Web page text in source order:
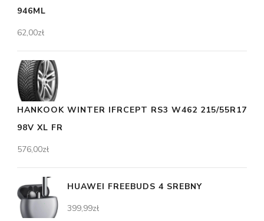
946ML
62,00zł
HANKOOK WINTER IFRCEPT RS3 W462 215/55R17
98V XL FR
576,00zł
HUAWEI FREEBUDS 4 SREBNY
399,99zł